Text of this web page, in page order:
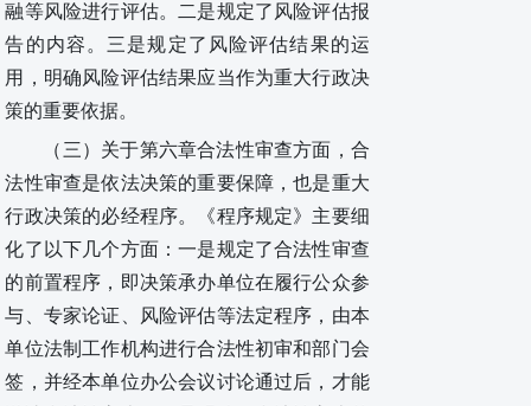
融等风险进行评估。二是规定了风险评估报
告的内容。三是规定了风险评估结果的运
用，明确风险评估结果应当作为重大行政决
策的重要依据。
（三）关于第六章合法性审查方面，合
法性审查是依法决策的重要保障，也是重大
行政决策的必经程序。
《程序规定》 主要细
化了以下几个方面：一是规定了合法性审查
的前置程序，即决策承办单位在履行公众参
与、专家论证、风险评估等法定程序，由本
单位法制工作机构进行合法性初审和部门会
签，并经本单位办公会议讨论通过后，才能